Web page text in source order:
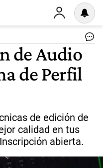
de Audio
de Perfil
de edición de
calidad en tus
abierta.